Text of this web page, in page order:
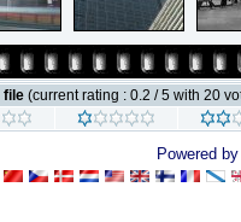
file (current rating : 0.2 / 5 with 20
Powered